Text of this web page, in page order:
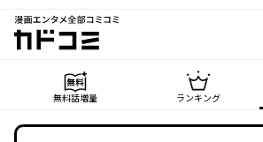
漫画エンタメ全部コミコミ
カドコミ
無料話増量 ランキング